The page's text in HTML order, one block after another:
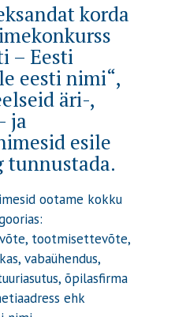
korda
– Eesti
eesti nimi“,
äri-,
ja
esile
tunnustada.
ootame kokku
tootmisettevõte,
vabaühendus,
õpilasfirma
ehk